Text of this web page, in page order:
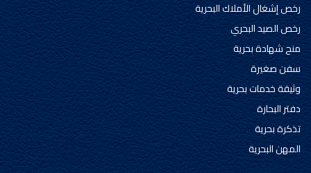
رخص إشغال الأملاك البحرية
رخص الصيد البحري
منح شهادة بحرية
سفن صغيرة
وثيقة خدمات بحرية
دفتر البحارة
تذكرة بحرية
المهن البحرية